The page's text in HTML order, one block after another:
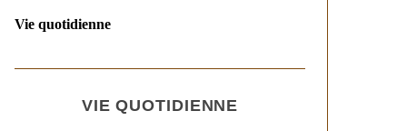
Vie quotidienne
VIE QUOTIDIENNE